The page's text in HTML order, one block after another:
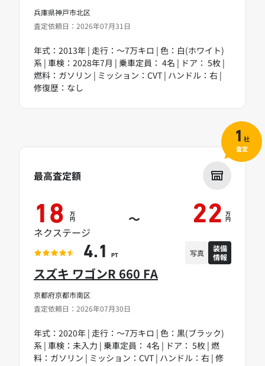
兵庫県神戸市北区
査定依頼日：2026年07月31日
年式：2013年 | 走行：～7万キロ | 色：白(ホワイト)
系 | 車検：2028年7月 | 乗車定員： 4名 | ドア： 5枚 |
燃料：ガソリン | ミッション：CVT | ハンドル：右 |
修復歴：なし
京都府京都市南区
査定依頼日：2026年07月30日
スズキ ワゴンR 660 FA
年式：2020年 | 走行：～7万キロ | 色：黒(ブラック)
系 | 車検：未入力 | 乗車定員： 4名 | ドア： 5枚 | 燃
料：ガソリン | ミッション：CVT | ハンドル：右 | 修
最高査定額
18 万
円 ～ 22 万
円
ネクステージ
4.1 PT 写真
装備
情報
1 社
査定